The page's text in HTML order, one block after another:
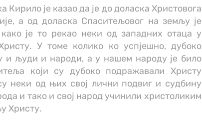
је казао да је до доласка Христовога
а од доласка Спаситељовог на земљу је
је то рекао неки од западних отаца у
У томе колико ко успјешно, дубоко
и људи и народи, а у нашем народу је било
који су дубоко подражавали Христу
неки од њих свој лични подвиг и судбину
и тако и свој народ учинили христоликим
Христу.